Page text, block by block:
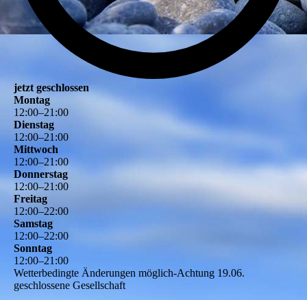
jetzt geschlossen
Montag
12:00–21 :00
Dienstag
12:00–21 :00
Mittwoch
12:00–21 :00
Donnerstag
12:00–21 :00
Freitag
12:00–22:00
Samstag
12:00–22:00
Sonntag
12:00–21 :00
Wetterbedingte Änderungen möglich-Achtung 19.06.
geschlossene Gesellschaft